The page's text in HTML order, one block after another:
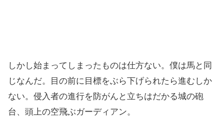
しかし始まってしまったものは仕方ない。僕は馬と同
じなんだ。目の前に目標をぶら下げられたら進むしか
ない。侵入者の進行を防がんと立ちはだかる城の砲
台、頭上の空飛ぶガーディアン。